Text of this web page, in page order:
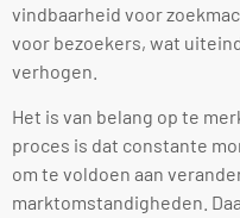
vindbaarheid voor
voor bezoekers, wat
verhogen.
Het is van belang op te
proces is dat constante
om te voldoen aan
marktomstandigheden.